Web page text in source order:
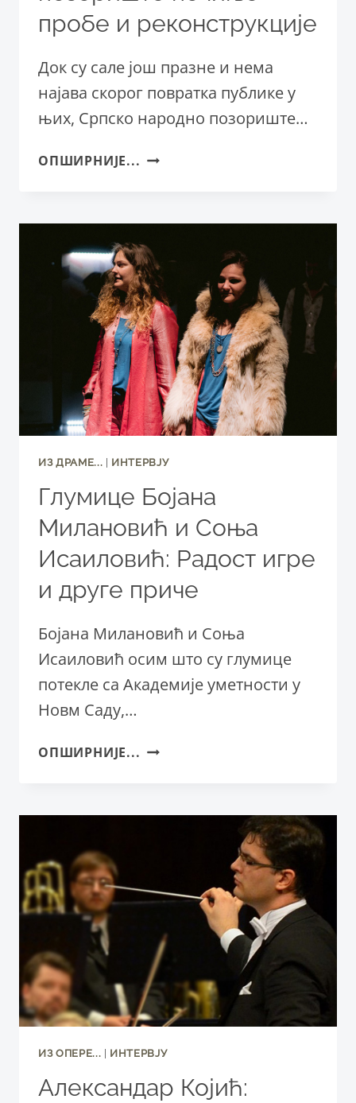
пробе и реконструкције
Док су сале још празне и нема
најава скорог повратка публике у
њих, Српско народно позориште…
ОПШИРНИЈЕ... СРПСКО
И
РЕКОНСТРУКЦИЈЕ
ИЗ ДРАМЕ... | ИНТЕРВЈУ
Глумице Бојана
Милановић и Соња
Исаиловић: Радост игре
и друге приче
Бојана Милановић и Соња
Исаиловић осим што су глумице
потекле са Академије уметности у
Новм Саду,…
ОПШИРНИЈЕ... ГЛУМИЦЕ
ИГРЕ
И
ПРИЧЕ
ИЗ ОПЕРE... ИНТЕРВЈУ
Александар Којић: